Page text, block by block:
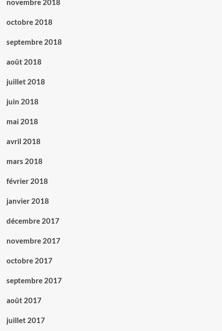
novembre 2018
octobre 2018
septembre 2018
août 2018
juillet 2018
juin 2018
mai 2018
avril 2018
mars 2018
février 2018
janvier 2018
décembre 2017
novembre 2017
octobre 2017
septembre 2017
août 2017
juillet 2017